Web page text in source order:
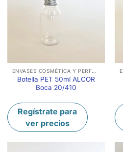
ENVASES COSMÉTICA Y PERFUMERÍA
Botella PET 50ml ALCOR
Boca 20/410
Regístrate para
ver precios